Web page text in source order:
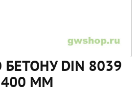
DIN 8039
400 ММ